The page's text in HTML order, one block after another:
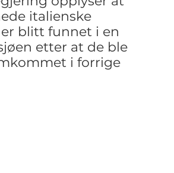
italienske
blitt funnet i en
etter at de ble
i forrige